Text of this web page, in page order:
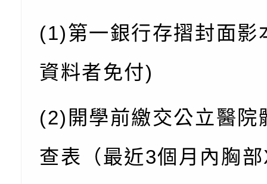
「115學年度身心障
知能研習」
有關桃園市八德區大
學辦理「音樂班第27
樂會-憶起玩樂」
檢送桃園市政府家庭
「小桃家5月課程資
子的人際必修課」、
代的親職教養」海報
檢送「小桃家幸福+
實體座談會」海報
函轉臺北市勞動力重
委託辦理「2026臺
檢送桃園市政府LED
(1)第一銀行存摺封面影
資料者免付)
(2)開學前繳交公立醫院
查表（最近3個月內胸